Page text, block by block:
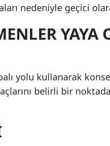
nedeniyle geçici
YAYA
yolu kullanarak
belirli bir